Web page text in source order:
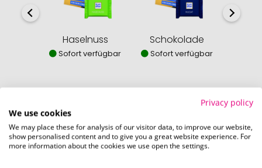
Haselnuss
Sofort verfügbar
Schokolade
Sofort verfügbar
So einfach bestellen Sie Ihre Werbeartikel bei
Promostore
Privacy policy
We use cookies
We may place these for analysis of our visitor data, to improve our website,
show personalised content and to give you a great website experience. For
more information about the cookies we use open the settings.